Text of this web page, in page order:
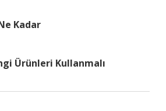
Kadar
Ürünleri Kullanmalı